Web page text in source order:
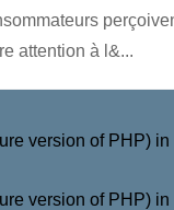
attention à l&...
version of PHP) in
version of PHP) in